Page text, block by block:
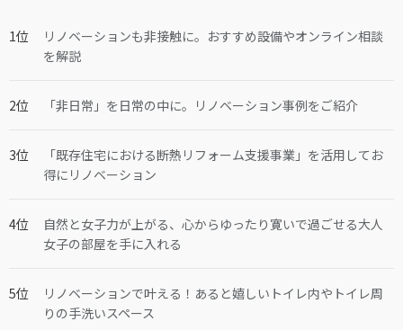
リノベーションも非接触に。おすすめ設備やオンライン相談
を解説
「非日常」を日常の中に。リノベーション事例をご紹介
「既存住宅における断熱リフォーム支援事業」を活用してお
得にリノベーション
自然と女子力が上がる、心からゆったり寛いで過ごせる大人
女子の部屋を手に入れる
リノベーションで叶える！あると嬉しいトイレ内やトイレ周
りの手洗いスペース